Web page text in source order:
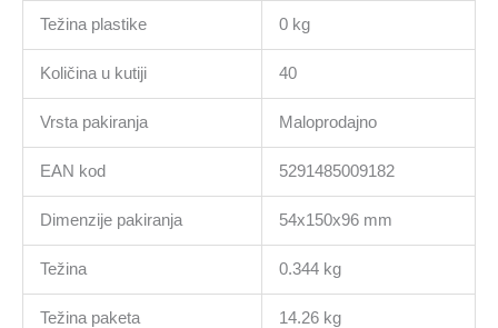
Težina plastike 0 kg
Količina u kutiji 40
Vrsta pakiranja Maloprodajno
EAN kod 5291485009182
Dimenzije pakiranja 54x150x96 mm
Težina 0.344 kg
Težina paketa 14.26 kg